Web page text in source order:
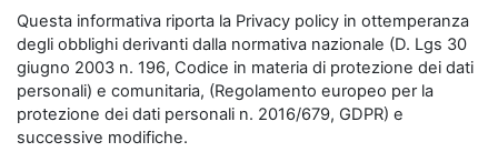
Questa informativa riporta la Privacy policy in ottemperanza
degli obblighi derivanti dalla normativa nazionale (D. Lgs 30
giugno 2003 n. 196, Codice in materia di protezione dei dati
personali) e comunitaria, (Regolamento europeo per la
protezione dei dati personali n. 2016/679, GDPR) e
successive modifiche.